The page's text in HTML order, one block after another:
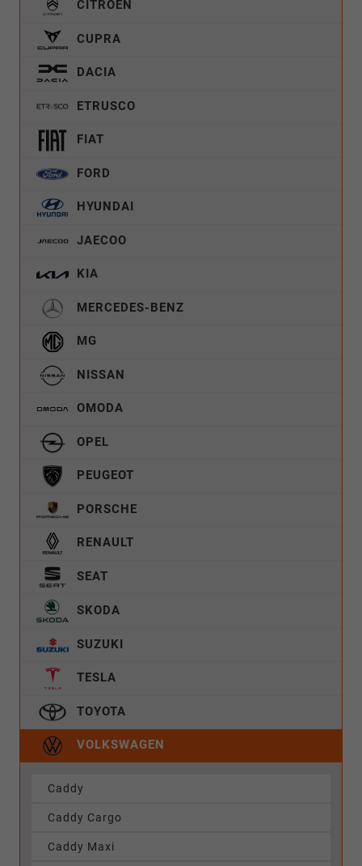
CITROËN
CUPRA
DACIA
ETRUSCO
FIAT
FORD
HYUNDAI
JAECOO
KIA
MERCEDES-BENZ
MG
NISSAN
OMODA
OPEL
PEUGEOT
PORSCHE
RENAULT
SEAT
SKODA
SUZUKI
TESLA
TOYOTA
VOLKSWAGEN
Caddy
Caddy Cargo
Caddy Maxi